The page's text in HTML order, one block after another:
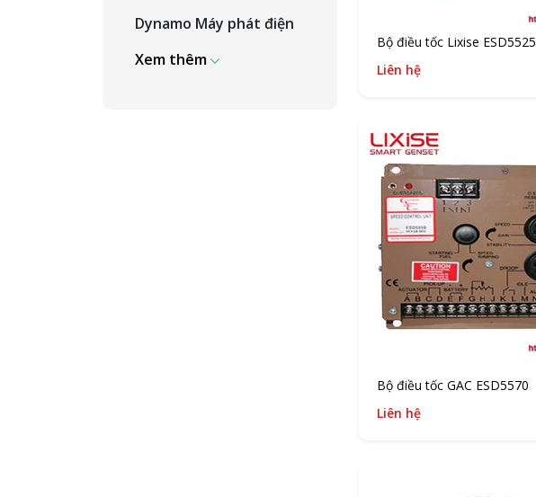
Dynamo Máy phát điện
Bộ điều tốc Lixise ESD5525
Liên hệ
Bộ điều tốc GAC ESD5570
Liên hệ